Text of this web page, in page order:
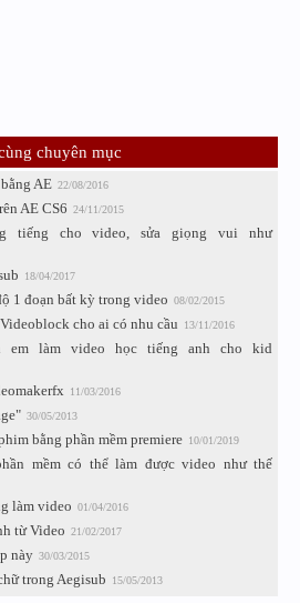
chuyên mục
AE 22/08/2016
AE CS6 24/11/2015
tiếng cho video, sửa giọng vui như
18/04/2017
1 đoạn bất kỳ trong video 08/02/2015
cho ai có nhu cầu 13/11/2016
em làm video học tiếng anh cho kid
11/03/2016
30/05/2013
bằng phần mềm premiere 10/01/2019
mềm có thể làm được video như thế
làm video 01/04/2016
từ Video 21/02/2017
này 30/03/2015
trong Aegisub 15/05/2013